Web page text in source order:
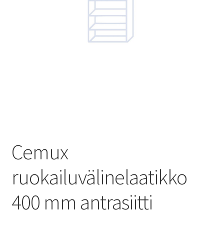
Cemux
ruokailuvälinelaatikko
400 mm antrasiitti